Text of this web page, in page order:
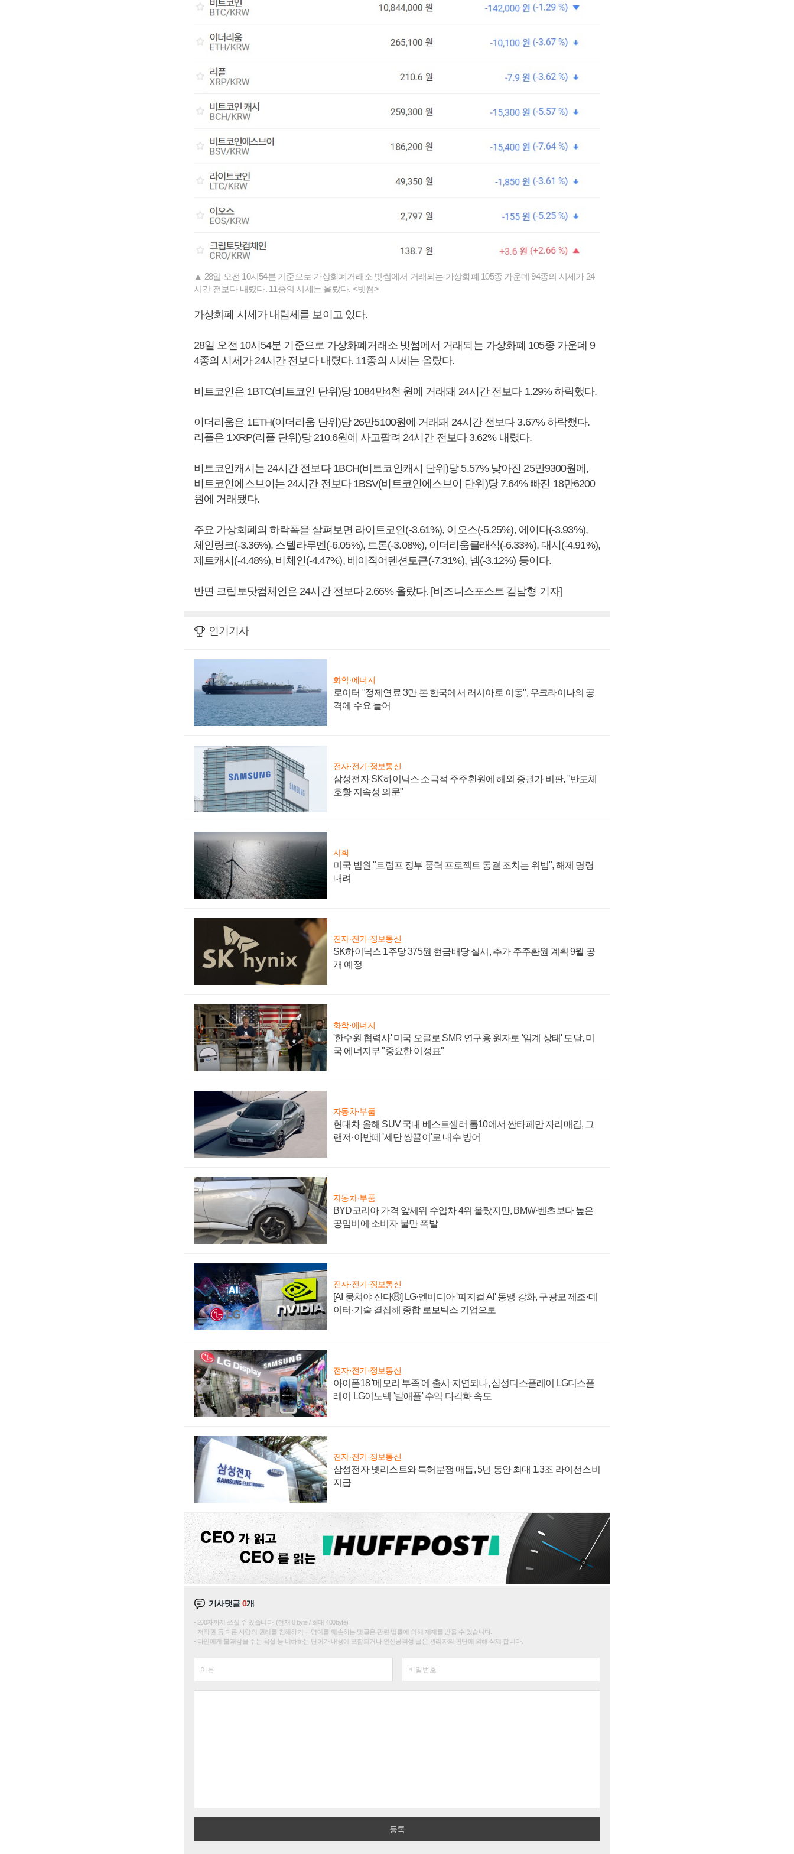
▲ 28일 오전 10시54분 기준으로 가상화폐거래소 빗썸에서 거래되는 가상화폐 105종 가운데 94종의 시세가 24
시간 전보다 내렸다. 11종의 시세는 올랐다. <빗썸>
가상화폐 시세가 내림세를 보이고 있다.
28일 오전 10시54분 기준으로 가상화폐거래소 빗썸에서 거래되는 가상화폐 105종 가운데 9
4종의 시세가 24시간 전보다 내렸다. 11종의 시세는 올랐다.
비트코인은 1BTC(비트코인 단위)당 1084만4천 원에 거래돼 24시간 전보다 1.29% 하락했다.
이더리움은 1ETH(이더리움 단위)당 26만5100원에 거래돼 24시간 전보다 3.67% 하락했다.
리플은 1XRP(리플 단위)당 210.6원에 사고팔려 24시간 전보다 3.62% 내렸다.
비트코인캐시는 24시간 전보다 1BCH(비트코인캐시 단위)당 5.57% 낮아진 25만9300원에,
비트코인에스브이는 24시간 전보다 1BSV(비트코인에스브이 단위)당 7.64% 빠진 18만6200
원에 거래됐다.
주요 가상화폐의 하락폭을 살펴보면 라이트코인(-3.61%), 이오스(-5.25%), 에이다(-3.93%),
체인링크(-3.36%), 스텔라루멘(-6.05%), 트론(-3.08%), 이더리움클래식(-6.33%), 대시(-4.91%),
제트캐시(-4.48%), 비체인(-4.47%), 베이직어텐션토큰(-7.31%), 넴(-3.12%) 등이다.
반면 크립토닷컴체인은 24시간 전보다 2.66% 올랐다. [비즈니스포스트 김남형 기자]
인기기사
화학·에너지
로이터 "정제연료 3만 톤 한국에서 러시아로 이동", 우크라이나의 공
격에 수요 늘어
전자·전기·정보통신
삼성전자 SK하이닉스 소극적 주주환원에 해외 증권가 비판, "반도체
호황 지속성 의문"
사회
미국 법원 "트럼프 정부 풍력 프로젝트 동결 조치는 위법", 해제 명령
내려
전자·전기·정보통신
SK하이닉스 1주당 375원 현금배당 실시, 추가 주주환원 계획 9월 공
개 예정
화학·에너지
'한수원 협력사' 미국 오클로 SMR 연구용 원자로 '임계 상태' 도달, 미
국 에너지부 "중요한 이정표"
자동차·부품
현대차 올해 SUV 국내 베스트셀러 톱10에서 싼타페만 자리매김, 그
랜저·아반떼 '세단 쌍끌이'로 내수 방어
자동차·부품
BYD코리아 가격 앞세워 수입차 4위 올랐지만, BMW·벤츠보다 높은
공임비에 소비자 불만 폭발
전자·전기·정보통신
[AI 뭉쳐야 산다⑧] LG·엔비디아 '피지컬 AI' 동맹 강화, 구광모 제조·데
이터·기술 결집해 종합 로보틱스 기업으로
전자·전기·정보통신
아이폰18 '메모리 부족'에 출시 지연되나, 삼성디스플레이 LG디스플
레이 LG이노텍 '탈애플' 수익 다각화 속도
전자·전기·정보통신
삼성전자 넷리스트와 특허분쟁 매듭, 5년 동안 최대 1.3조 라이선스비
지급
기사댓글0개
200자까지 쓰실 수 있습니다. (현재 0 byte / 최대 400byte)
저작권 등 다른 사람의 권리를 침해하거나 명예를 훼손하는 댓글은 관련 법률에 의해 제재를 받을 수 있습니다.
타인에게 불쾌감을 주는 욕설 등 비하하는 단어가 내용에 포함되거나 인신공격성 글은 관리자의 판단에 의해 삭제 합니다.